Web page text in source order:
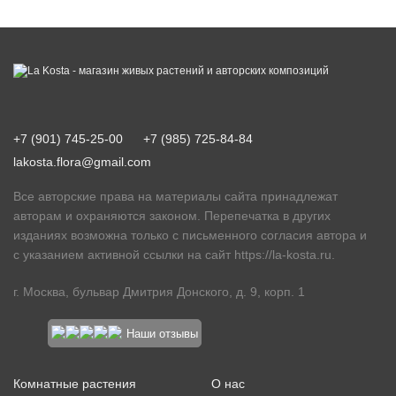
+7 (901) 745-25-00
+7 (985) 725-84-84
lakosta.flora@gmail.com
Все авторские права на материалы сайта принадлежат
авторам и охраняются законом. Перепечатка в других
изданиях возможна только с письменного согласия автора и
с указанием активной ссылки на сайт https://la-kosta.ru
г. Москва, бульвар Дмитрия Донского, д. 9, корп. 1
Наши отзывы
Комнатные растения О нас